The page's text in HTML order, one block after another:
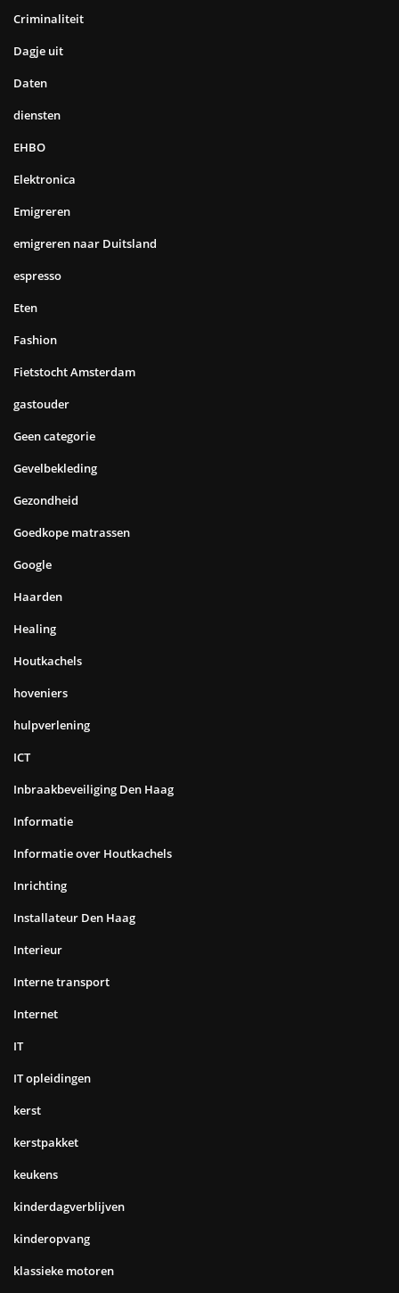
Criminaliteit
Dagje uit
Daten
diensten
EHBO
Elektronica
Emigreren
emigreren naar Duitsland
espresso
Eten
Fashion
Fietstocht Amsterdam
gastouder
Geen categorie
Gevelbekleding
Gezondheid
Goedkope matrassen
Google
Haarden
Healing
Houtkachels
hoveniers
hulpverlening
ICT
Inbraakbeveiliging Den Haag
Informatie
Informatie over Houtkachels
Inrichting
Installateur Den Haag
Interieur
Interne transport
Internet
IT
IT opleidingen
kerst
kerstpakket
keukens
kinderdagverblijven
kinderopvang
klassieke motoren